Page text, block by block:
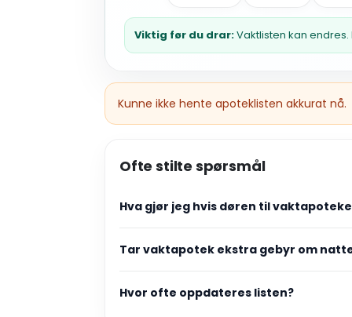
Viktig før du drar:Vaktlisten kan
Kunne ikke hente apoteklisten akkurat nå.
Ofte stilte spørsmål
Hva gjør jeg hvis døren til
Tar vaktapotek ekstra gebyr om
Hvor ofte oppdateres listen?